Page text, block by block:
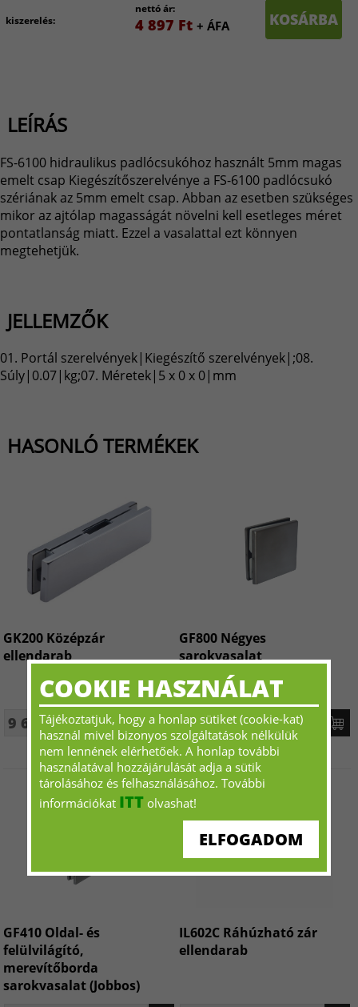
kiszerelés:
nettó ár:
4 897 Ft + ÁFA KOSÁRBA
LEÍRÁS
FS-6100 hidraulikus padlócsukóhoz használt 5mm magas
emelt csap Kiegészítőszerelvénye a FS-6100 padlócsukó
szériának az 5mm emelt csap. Abban az esetben szükséges
mikor az ajtólap magasságát növelni kell esetleges méret
pontatlanság miatt. Ezzel a vasalattal ezt könnyen
megtehetjük.
JELLEMZŐK
01. Portál szerelvények|Kiegészítő szerelvények|;08.
Súly|0.07|kg;07. Méretek|5 x 0 x 0|mm
HASONLÓ TERMÉKEK
GK200 Középzár
ellendarab
9 623 Ft+ÁFA - tól
GF800 Négyes
sarokvasalat
15 866 Ft+ÁFA - tól
GF410 Oldal- és
felülvilágító,
merevítőborda
sarokvasalat (Jobbos)
IL602C Ráhúzható zár
ellendarab
COOKIE HASZNÁLAT
Tájékoztatjuk, hogy a honlap sütiket (cookie-kat)
használ mivel bizonyos szolgáltatások nélkülük
nem lennének elérhetőek. A honlap további
használatával hozzájárulását adja a sütik
tárolásához és felhasználásához. További
információkat ITT olvashat!
ELFOGADOM